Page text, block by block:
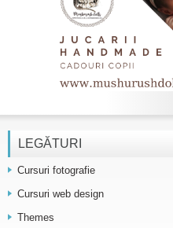
LEGĂTURI
Cursuri fotografie
Cursuri web design
Themes